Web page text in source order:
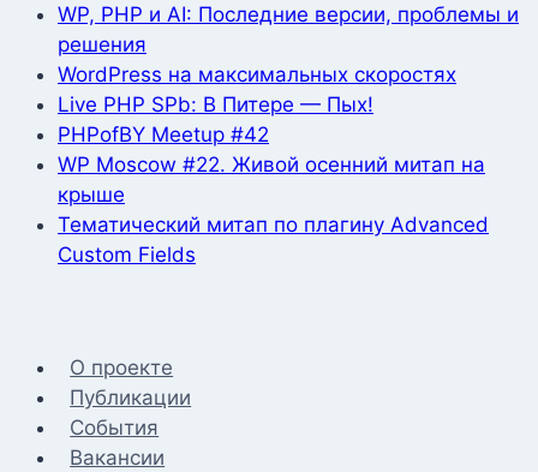
WP, PHP и AI: Последние версии, проблемы и
решения
WordPress на максимальных скоростях
Live PHP SPb: В Питере — Пых!
PHPofBY Meetup #42
WP Moscow #22. Живой осенний митап на
крыше
Тематический митап по плагину Advanced
Custom Fields
О проекте
Публикации
События
Вакансии